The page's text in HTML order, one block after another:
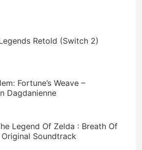
Retold (Switch 2)
Fortune’s Weave –
Dagdanienne
Legend Of Zelda : Breath Of
Soundtrack